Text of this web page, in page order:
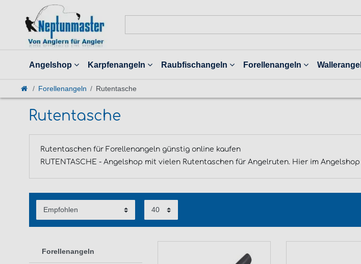
Angelshop Karpfenangeln Raubfischangeln Forellenangeln
Forellenangeln Rutentasche
Rutentasche
Rutentaschen für Forellenangeln günstig online kaufen
RUTENTASCHE - Angelshop mit vielen Rutentaschen für Angelruten. Hier im
Forellenangeln